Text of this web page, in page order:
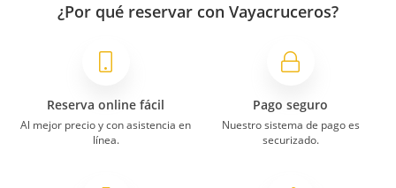
¿Por qué reservar con Vayacruceros?
Reserva online fácil
Al mejor precio y con asistencia en
línea.
Pago seguro
Nuestro sistema de pago es
securizado.